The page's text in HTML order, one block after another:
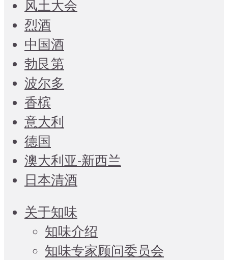
风土大会
烈酒
中国酒
勃艮第
波尔多
香槟
意大利
德国
澳大利亚-新西兰
日本清酒
关于知味
知味介绍
知味专家顾问委员会